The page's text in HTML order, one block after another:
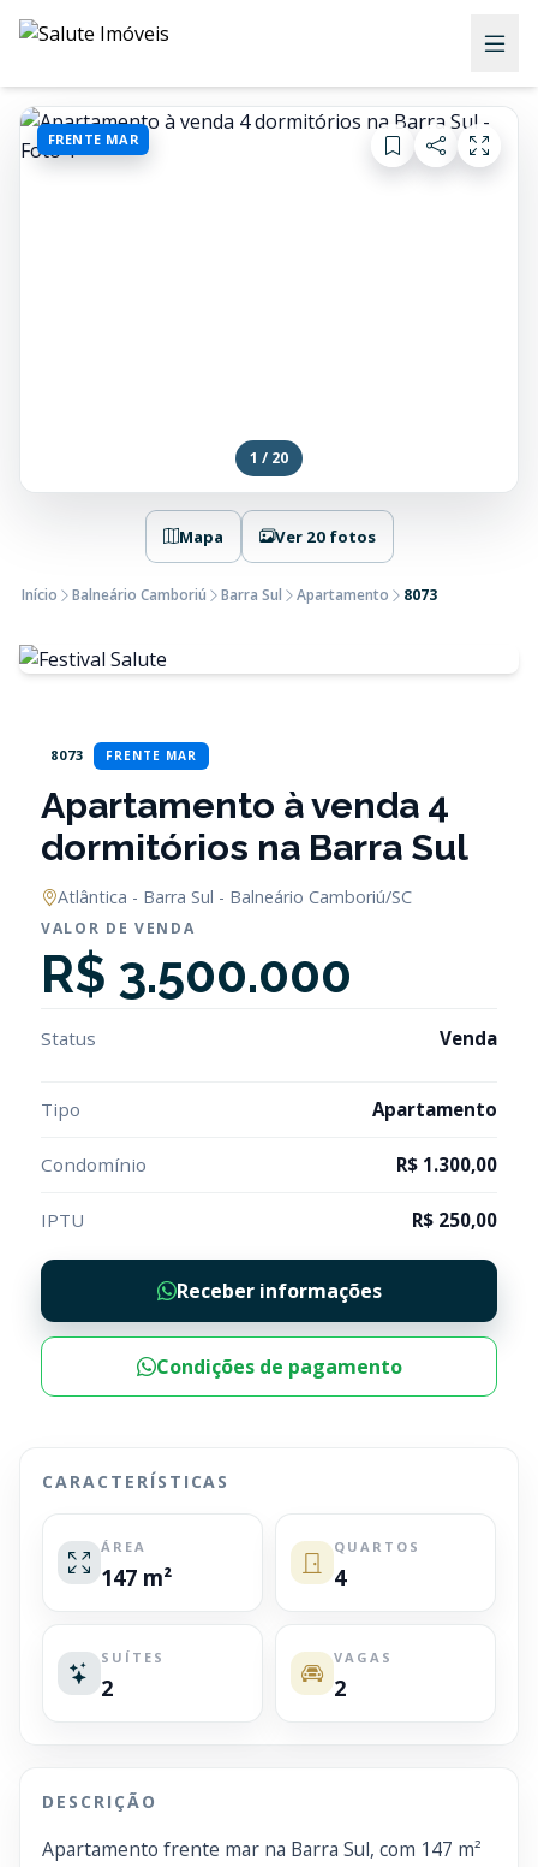
FRENTE MAR
1 / 20
Mapa Ver 20 fotos
Início Balneário Camboriú Barra Sul Apartamento 8073
8073 FRENTE MAR
Apartamento à venda 4
dormitórios na Barra Sul
Atlântica - Barra Sul - Balneário Camboriú/SC
VALOR DE VENDA
R$ 3.500.000
Status Venda
Tipo Apartamento
Condomínio R$ 1.300,00
IPTU R$ 250,00
Receber informações
Condições de pagamento
CARACTERÍSTICAS
ÁREA
147 m²
QUARTOS
4
SUÍTES
2
VAGAS
2
DESCRIÇÃO
Apartamento frente mar na Barra Sul, com 147 m²